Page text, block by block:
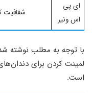
ای پی
اس ونیر
شفافیت
با توجه به مطلب
لمینت کردن برای
است.